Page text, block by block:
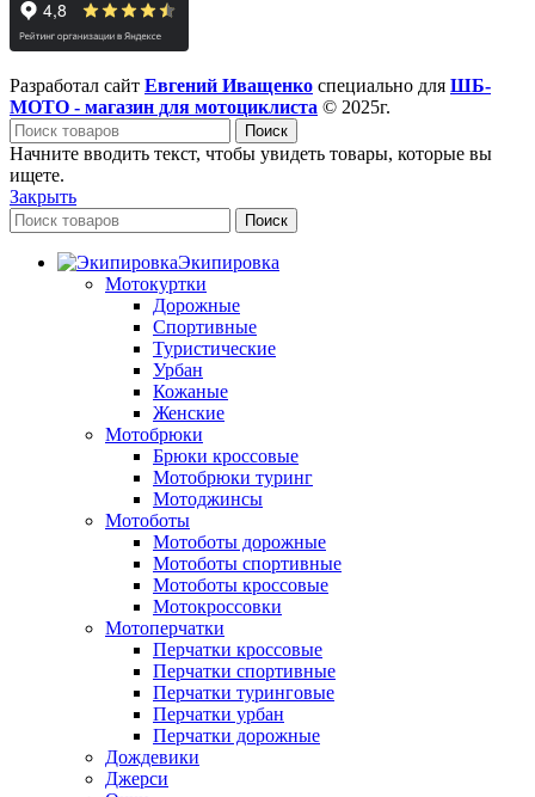
Разработал сайт Евгений Иващенко специально для ШБ-
МОТО - магазин для мотоциклиста © 2025г.
Поиск
Начните вводить текст, чтобы увидеть товары, которые вы
ищете.
Закрыть
Поиск
Экипировка
Мотокуртки
Дорожные
Спортивные
Туристические
Урбан
Кожаные
Женские
Мотобрюки
Брюки кроссовые
Мотобрюки туринг
Мотоджинсы
Мотоботы
Мотоботы дорожные
Мотоботы спортивные
Мотоботы кроссовые
Мотокроссовки
Мотоперчатки
Перчатки кроссовые
Перчатки спортивные
Перчатки туринговые
Перчатки урбан
Перчатки дорожные
Дождевики
Джерси